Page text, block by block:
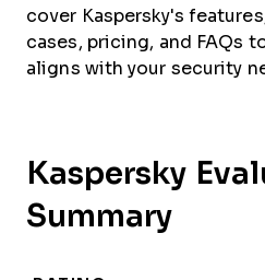
cover Kaspersky's
cases, pricing, and FAQs
aligns with your security
Kaspersky
Summary